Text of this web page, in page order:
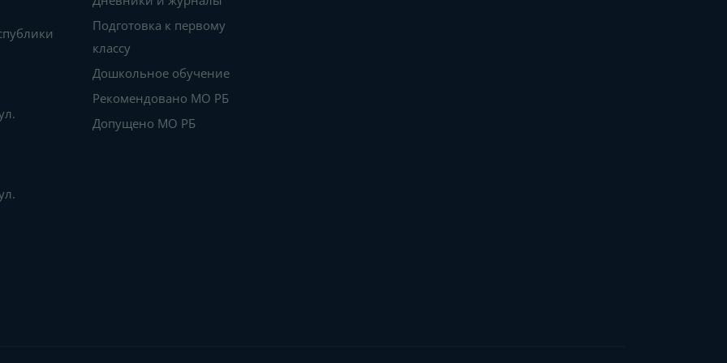
Подготовка к первому
классу
Дошкольное обучение
Рекомендовано МО РБ
Допущено МО РБ